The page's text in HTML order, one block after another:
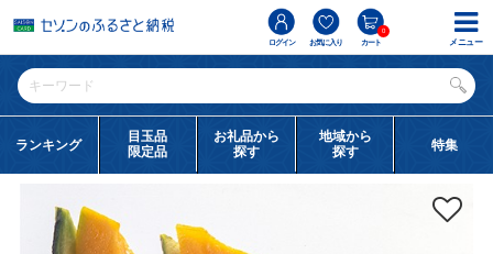
ログイン お気に入り カート
0
ランキング
目玉品
限定品
お礼品から
探す
地域から
探す
特集
メニュー